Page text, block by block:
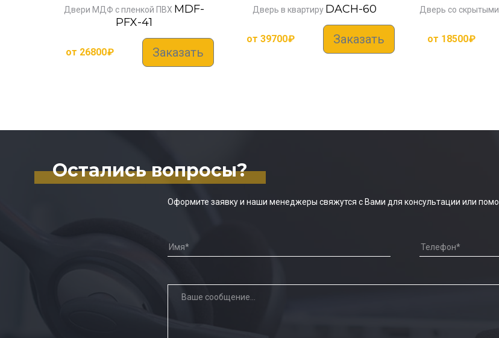
Двери МДФ с пленкой ПВХ MDF-
PFX-41
от 26800₽ Заказать
Дверь в квартиру DACH-60
от 39700₽ Заказать
Дверь со
от 18500₽
Остались вопросы?
Оформите заявку и наши менеджеры свяжутся с Вами для консультации или